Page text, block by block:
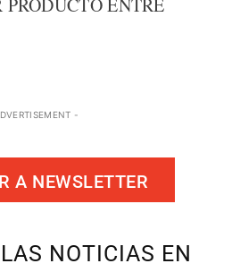
ENTRE
-
A NEWSLETTER
NOTICIAS EN